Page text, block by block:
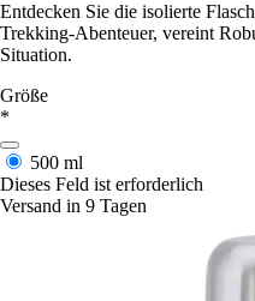
Entdecken Sie die isolierte
Trekking-Abenteuer, vereint
Situation.
Größe
*
500 ml
Dieses Feld ist erforderlich
Versand in 9 Tagen